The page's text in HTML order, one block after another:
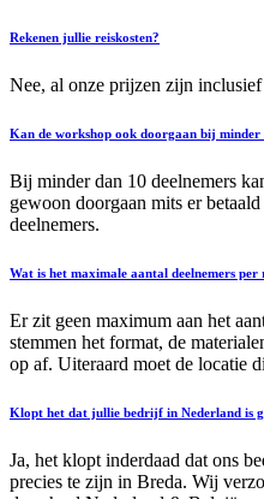
Rekenen jullie reiskosten?
Nee, al onze prijzen zijn
Kan de workshop ook doorgaan bij minder
Bij minder dan 10 deelnemers
gewoon doorgaan mits er
deelnemers.
Wat is het maximale aantal deelnemers per
Er zit geen maximum aan het
stemmen het format, de
op af. Uiteraard moet de locatie
Klopt het dat jullie bedrijf in Nederland is
Ja, het klopt inderdaad dat ons
precies te zijn in Breda. Wij